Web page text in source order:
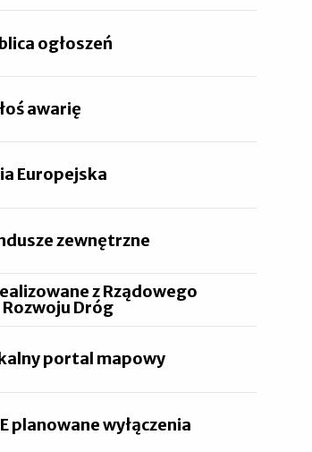
ogłoszeń
awarię
Europejska
zewnętrzne
z Rządowego
Rozwoju Dróg
portal mapowy
planowane wyłączenia